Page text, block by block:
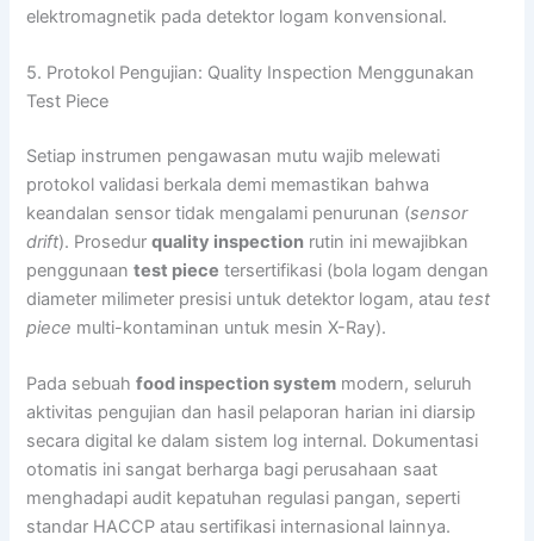
elektromagnetik pada detektor logam konvensional.
5. Protokol Pengujian: Quality Inspection Menggunakan
Test Piece
Setiap instrumen pengawasan mutu wajib melewati
protokol validasi berkala demi memastikan bahwa
keandalan sensor tidak mengalami penurunan (sensor
drift). Prosedurquality inspection rutin ini mewajibkan
penggunaantest piece tersertifikasi (bola logam dengan
diameter milimeter presisi untuk detektor logam, atau test
piece multi-kontaminan untuk mesin X-Ray).
Pada sebuahfood inspection system modern, seluruh
aktivitas pengujian dan hasil pelaporan harian ini diarsip
secara digital ke dalam sistem log internal. Dokumentasi
otomatis ini sangat berharga bagi perusahaan saat
menghadapi audit kepatuhan regulasi pangan, seperti
standar HACCP atau sertifikasi internasional lainnya.